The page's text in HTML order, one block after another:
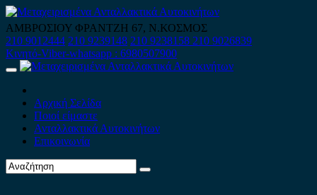
Skip
to
content
ΑΜΒΡΟΣΙΟΥ ΦΡΑΝΤΖΗ 67, Ν.ΚΟΣΜΟΣ
210 9012444 210 9239148 210 9238158 210 9026839
Κινητό-Viber-whatsapp : 6980507900
Primary
Αρχική Σελίδα
Ποιοί είμαστε
Ανταλλακτικά Αυτοκινήτων
Επικοινωνία